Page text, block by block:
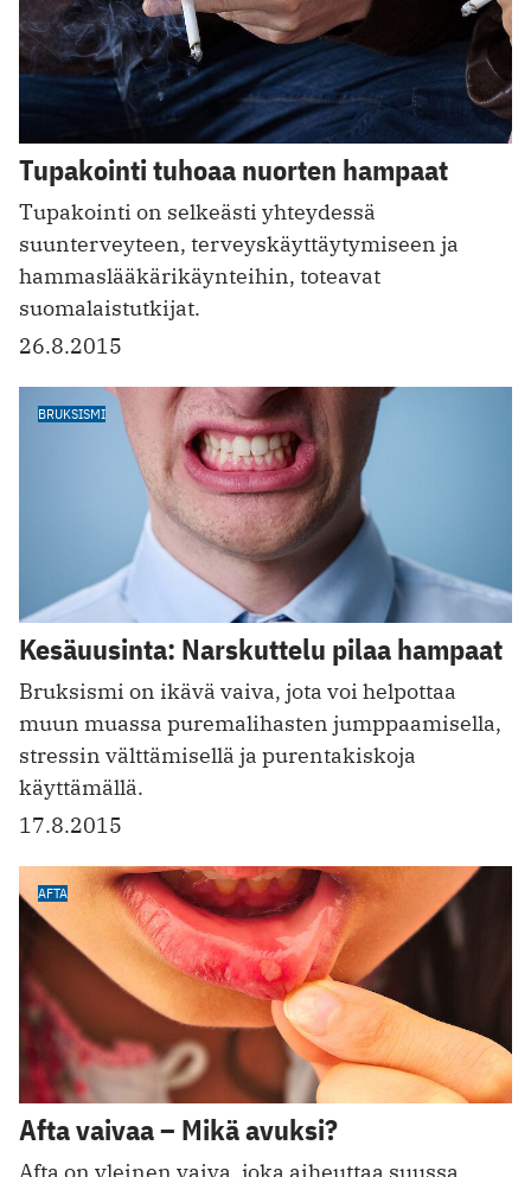
Tupakointi tuhoaa nuorten hampaat
Tupakointi on selkeästi yhteydessä
suunterveyteen, terveyskäyttäytymiseen ja
hammaslääkärikäynteihin, toteavat
suomalaistutkijat.
26.8.2015
BRUKSISMI
Kesäuusinta: Narskuttelu pilaa hampaat
Bruksismi on ikävä vaiva, jota voi helpottaa
muun muassa puremalihasten jumppaamisella,
stressin välttämisellä ja purentakiskoja
käyttämällä.
17.8.2015
AFTA
Afta vaivaa – Mikä avuksi?
Afta on yleinen vaiva, joka aiheuttaa suussa